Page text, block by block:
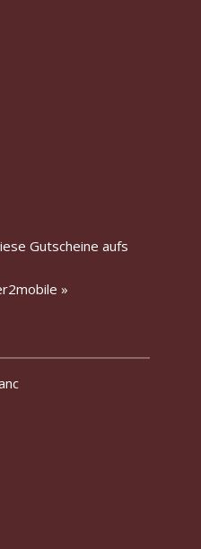
Gutscheine aufs
»